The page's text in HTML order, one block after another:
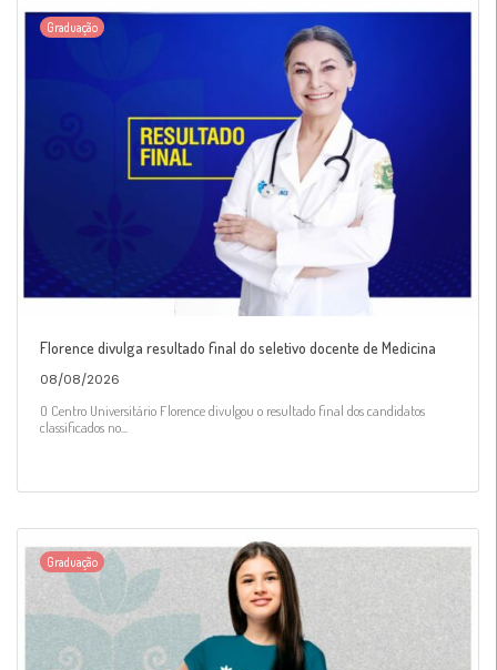
Graduação
Florence divulga resultado final do seletivo docente de Medicina
08/08/2026
O Centro Universitário Florence divulgou o resultado final dos candidatos
classificados no...
Graduação